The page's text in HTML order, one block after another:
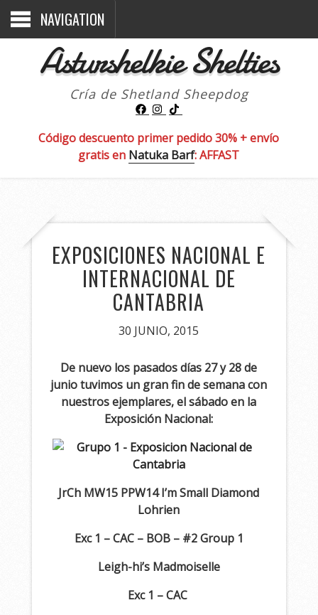
NAVIGATION
Asturshelkie Shelties
Cría de Shetland Sheepdog
Código descuento primer pedido 30% + envío
gratis en Natuka Barf: AFFAST
EXPOSICIONES NACIONAL E
INTERNACIONAL DE
CANTABRIA
30 JUNIO, 2015
De nuevo los pasados días 27 y 28 de
junio tuvimos un gran fin de semana con
nuestros ejemplares, el sábado en la
Exposición Nacional:
JrCh MW15 PPW14 I’m Small Diamond
Lohrien
Exc 1 – CAC – BOB – #2 Group 1
Leigh-hi’s Madmoiselle
Exc 1 – CAC